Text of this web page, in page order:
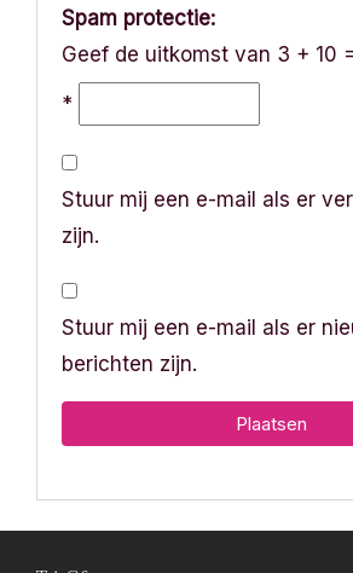
Spam protectie:
Geef de uitkomst van 3 + 10
*
Stuur mij een e-mail als er
zijn.
Stuur mij een e-mail als er
berichten zijn.